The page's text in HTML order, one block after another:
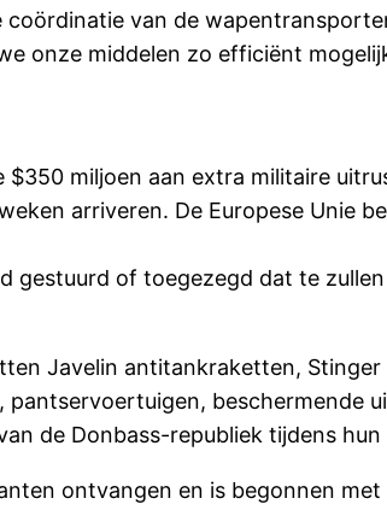
van de
onze middelen zo efficiënt
miljoen aan extra militaire
arriveren. De Europese Unie
gestuurd of toegezegd dat te
Javelin antitankraketten,
beschermende
de Donbass-republiek tijdens
ontvangen en is begonnen